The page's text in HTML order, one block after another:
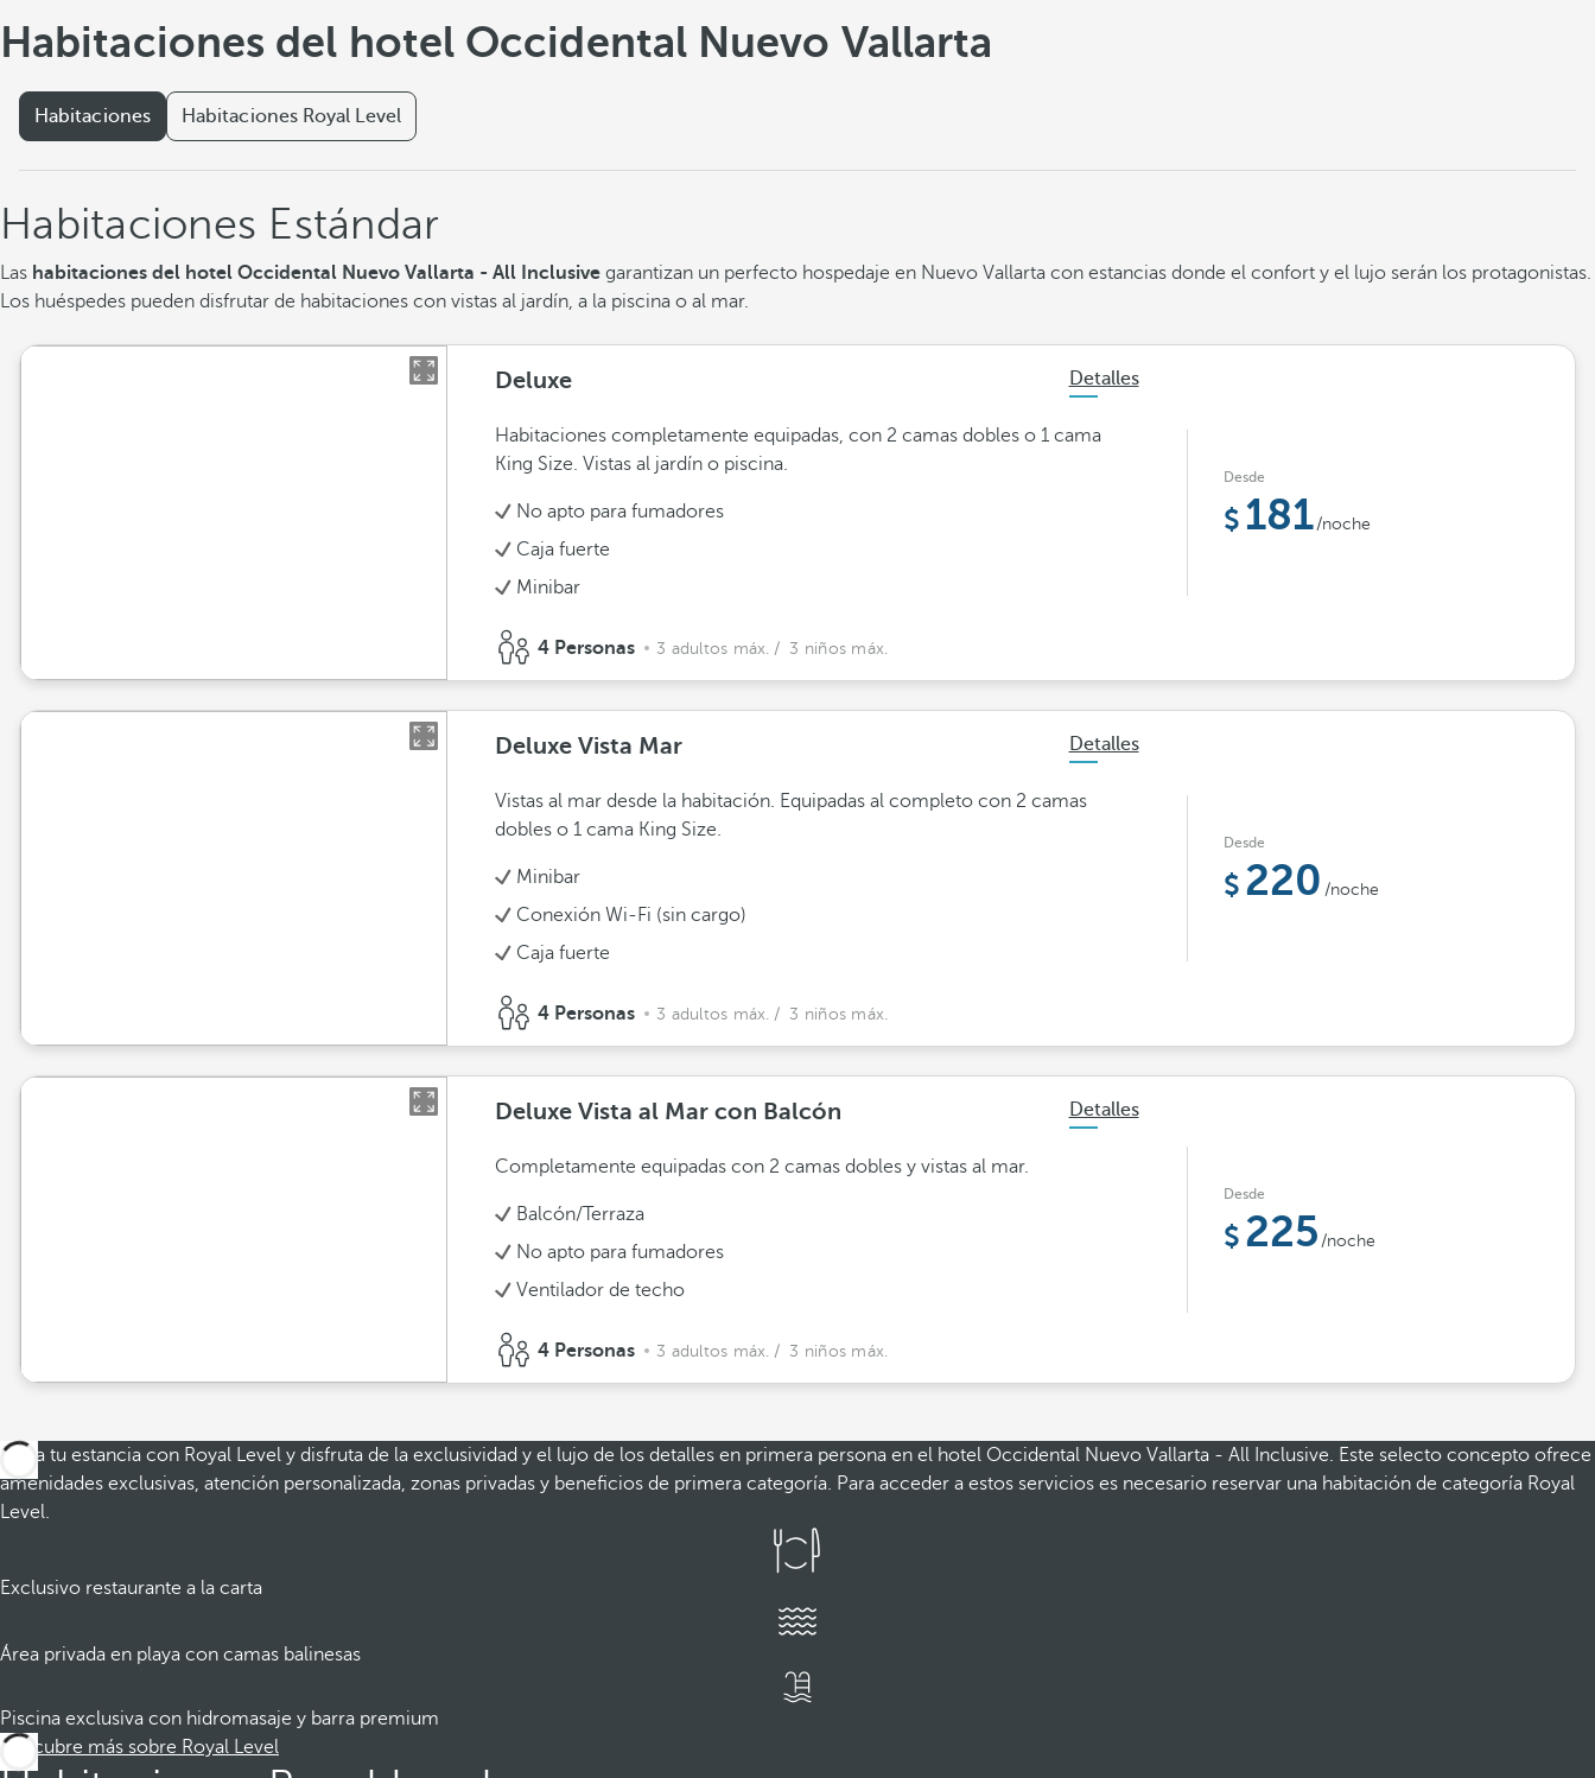
Habitaciones del hotel Occidental Nuevo Vallarta
Habitaciones Habitaciones Royal Level
Habitaciones Estándar
Las habitaciones del hotel Occidental Nuevo Vallarta - All Inclusive garantizan un perfecto hospedaje en Nuevo Vallarta con estancias donde el confort y el lujo serán los protagonistas.
Los huéspedes pueden disfrutar de habitaciones con vistas al jardín, a la piscina o al mar.
Deluxe Detalles
Habitaciones completamente equipadas, con 2 camas dobles o 1 cama
King Size. Vistas al jardín o piscina.
No apto para fumadores
Caja fuerte
Minibar
4 Personas 3 adultos máx. / 3 niños máx.
Desde
181 /noche
Deluxe Vista Mar Detalles
Vistas al mar desde la habitación. Equipadas al completo con 2 camas
dobles o 1 cama King Size.
Minibar
Conexión Wi-Fi (sin cargo)
Caja fuerte
4 Personas 3 adultos máx. / 3 niños máx.
Desde
220 /noche
Deluxe Vista al Mar con Balcón Detalles
Completamente equipadas con 2 camas dobles y vistas al mar.
Balcón/Terraza
No apto para fumadores
Ventilador de techo
4 Personas 3 adultos máx. / 3 niños máx.
Desde
225 /noche
Eleva tu estancia con Royal Level y disfruta de la exclusividad y el lujo de los detalles en primera persona en el hotel Occidental Nuevo Vallarta - All Inclusive. Este selecto concepto ofrece
amenidades exclusivas, atención personalizada, zonas privadas y beneficios de primera categoría. Para acceder a estos servicios es necesario reservar una habitación de categoría Royal
Level.
Exclusivo restaurante a la carta
Área privada en playa con camas balinesas
Piscina exclusiva con hidromasaje y barra premium
Descubre más sobre Royal Level